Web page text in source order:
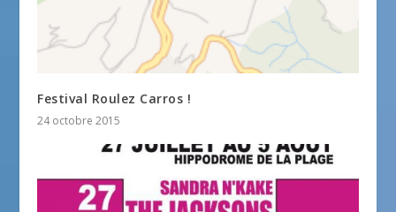
Festival Roulez Carros !
24 octobre 2015